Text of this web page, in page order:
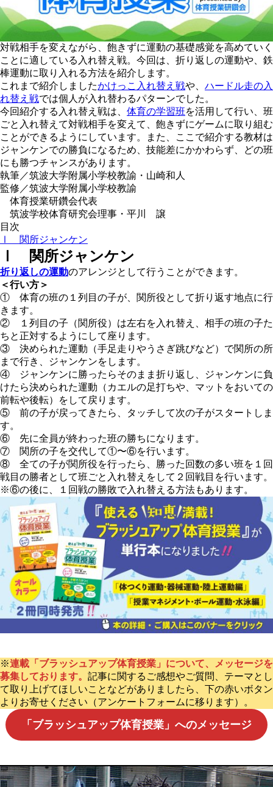
対戦相手を変えながら、飽きずに運動の基礎感覚を高めていく
ことに適している入れ替え戦。今回は、折り返しの運動や、鉄
棒運動に取り入れる方法を紹介します。
これまで紹介しましたかけっこ入れ替え戦や、 ハードル走の入
れ替え戦では個人が入れ替わるパターンでした。
今回紹介する入れ替え戦は、 体育の学習班を活用して行い、班
ごと入れ替えて対戦相手を変えて、飽きずにゲームに取り組む
ことができるようにしています。また、ここで紹介する教材は
ジャンケンでの勝負になるため、技能差にかかわらず、どの班
にも勝つチャンスがあります。
執筆／筑波大学附属小学校教諭・山崎和人
監修 ／筑波大学附属小学校教諭
体育授業研鑽会代表
筑波学校体育研究会理事・平川 譲
目次
Ⅰ 関所ジャンケン
Ⅰ 関所ジャンケン
折り返しの運動のアレンジとして行うことができます。
＜行い方＞
① 体育の班の１列目の子が、関所役として折り返す地点に行
きます。
② １列目の子（関所役）は左右を入れ替え、相手の班の子た
ちと正対するようにして座ります。
③ 決められた運動（手足走りやうさぎ跳びなど）で関所の所
まで行き、ジャンケンをします。
④ ジャンケンに勝ったらそのまま折り返し、ジャンケンに負
けたら決められた運動（カエルの足打ちや、マットをおいての
前転や後転）をして戻ります。
⑤ 前の子が戻ってきたら、タッチして次の子がスタートしま
す。
⑥ 先に全員が終わった班の勝ちになります。
⑦ 関所の子を交代して①〜⑥を行います。
⑧ 全ての子が関所役を行ったら、勝った回数の多い班を１回
戦目の勝者として班ごと入れ替えをして２回戦目を行います。
※⑥の後に、１回戦の勝敗で入れ替える方法もあります。
※連載「ブラッシュアップ体育授業」について、メッセージを
募集しております。 記事に関するご感想やご質問、テーマとし
て取り上げてほしいことなどがありましたら、下の赤いボタン
よりお寄せください（アンケートフォームに移ります）。
「ブラッシュアップ体育授業」へのメッセージ